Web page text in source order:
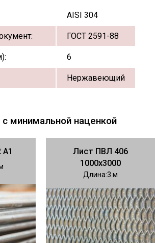
AISI 304
ГОСТ 2591-88
6
Нержавеющий
минимальной наценкой
А1
Лист ПВЛ 406
1000х3000
Длина 3